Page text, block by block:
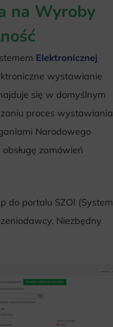
na Wyroby
Elektronicznej
wystawianie
się w domyślnym
proces wystawiania
Narodowego
zamówień
do portalu SZOI (System
Niezbędny